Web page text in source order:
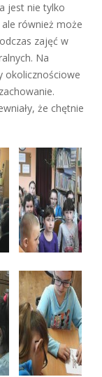
jest nie tylko
również może
zajęć w
Na
okolicznościowe
że chętnie